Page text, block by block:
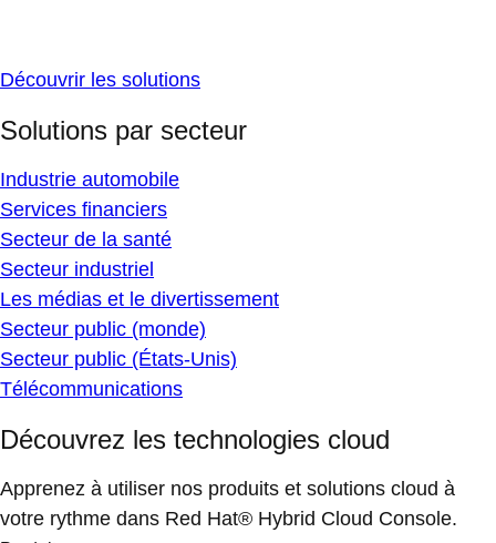
Découvrir les solutions
Solutions par secteur
Industrie automobile
Services financiers
Secteur de la santé
Secteur industriel
Les médias et le divertissement
Secteur public (monde)
Secteur public (États-Unis)
Télécommunications
Découvrez les technologies cloud
Apprenez à utiliser nos produits et solutions cloud à
votre rythme dans Red Hat® Hybrid Cloud Console.